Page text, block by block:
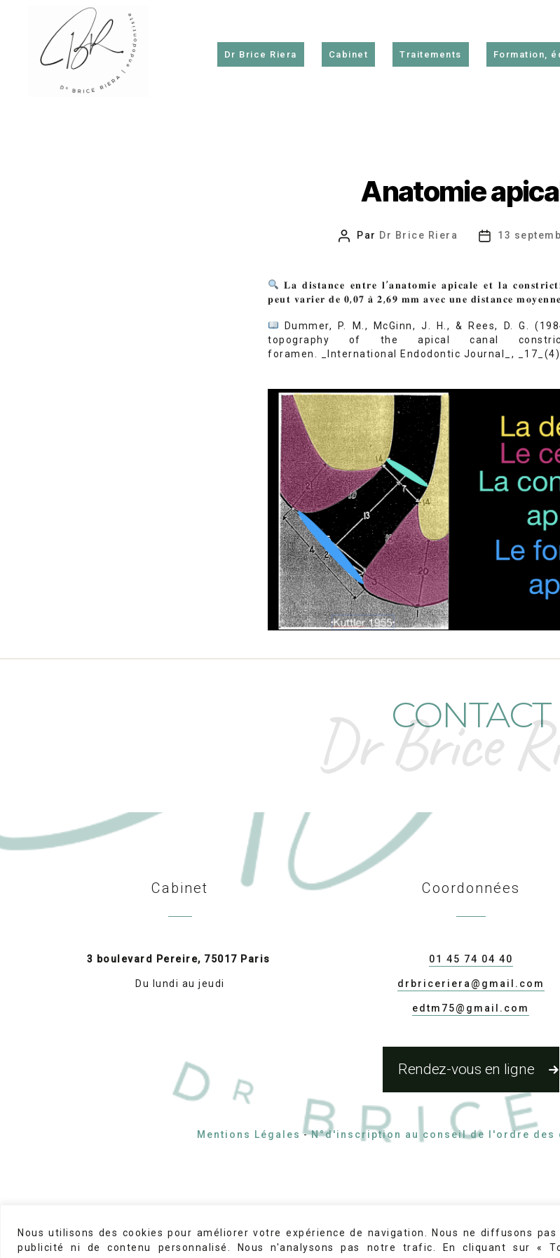
Nous utilisons des cookies pour améliorer votre expérience de navigation. Nous ne diffusons pas
publicité ni de contenu personnalisé. Nous n'analysons pas notre trafic. En cliquant sur «
Dr Brice Riera Cabinet Traitements Formation,
Anatomie
Auteur
Par Dr Brice Riera
Date13
𝐋𝐚 𝐝𝐢𝐬𝐭𝐚𝐧𝐜𝐞 𝐞𝐧𝐭𝐫𝐞 𝐥’𝐚𝐧𝐚𝐭𝐨𝐦𝐢𝐞 𝐚𝐩𝐢𝐜𝐚𝐥𝐞 𝐞𝐭 𝐥𝐚
𝐩𝐞𝐮𝐭 𝐯𝐚𝐫𝐢𝐞𝐫 𝐝𝐞 𝟎,𝟎𝟕 𝐚̀ 𝟐,𝟔𝟗 𝐦𝐦 𝐚𝐯𝐞𝐜 𝐮𝐧𝐞 𝐝𝐢𝐬𝐭𝐚𝐧𝐜𝐞
Dummer, P. M., McGinn, J. H., & Rees, D. G.
topography of the apical canal
foramen. _International Endodontic Journal_,
CONTACT
Dr Brice
Cabinet
3 boulevard Pereire, 75017 Paris
Du lundi au jeudi
Coordonnées
01 45 74 04 40
drbriceriera@gmail.com
edtm75@gmail.com
Rendez-vous en ligne
Mentions Légales -N°d'inscription au conseil de l'ordre des
© 2026Dr Brice Riera Made by StudioPM